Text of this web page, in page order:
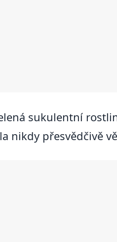
sukulentní
nikdy přesvědčivě